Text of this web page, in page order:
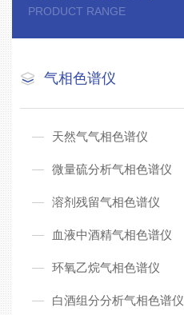
PRODUCT RANGE
气相色谱仪
天然气气相色谱仪
微量硫分析气相色谱仪
溶剂残留气相色谱仪
血液中酒精气相色谱仪
环氧乙烷气相色谱仪
白酒组分分析气相色谱仪